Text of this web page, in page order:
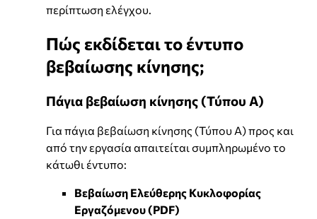
περίπτωση ελέγχου.
Πώς εκδίδεται το έντυπο
βεβαίωσης κίνησης;
Πάγια βεβαίωση κίνησης (Τύπου Α)
Για πάγια βεβαίωση κίνησης (Τύπου Α) προς και
από την εργασία απαιτείται συμπληρωμένο το
κάτωθι έντυπο:
Βεβαίωση Ελεύθερης Κυκλοφορίας
Εργαζόμενου (PDF)